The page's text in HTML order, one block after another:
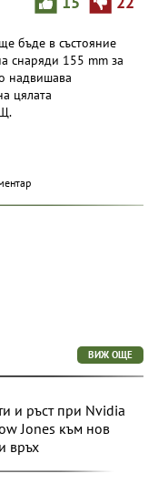
бъде в състояние
снаряди 155 mm за
надвишава
цялата
ВИЖ ОЩЕ
и ръст при Nvidia
Jones към нов
връх